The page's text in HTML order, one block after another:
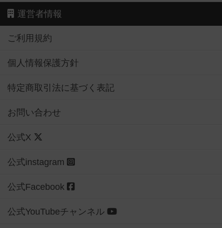
運営者情報
ご利用規約
個人情報保護方針
特定商取引法に基づく表記
お問い合わせ
公式X
公式instagram
公式Facebook
公式YouTubeチャンネル